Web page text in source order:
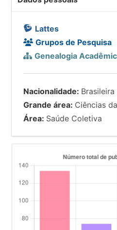
Lattes
Grupos de Pesquisa
Genealogia
Nacionalidade: Brasileira
Grande área: Ciências
Área: Saúde Coletiva